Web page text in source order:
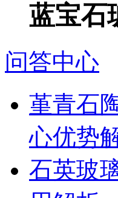
蓝宝石
问答中心
堇青石
心优势
石英玻